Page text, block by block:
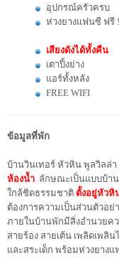
อุปกรณ์ครัวครบ
ห่วงยางแฟนซี ฟรี
เสียงดังได้ทั้งคืน
เตาปิ้งย่าง
แอร์ทั้งหลัง
FREE WIFI
ข้อมูลที่พัก
บ้านวินเทอร์ หัวหิน พูลวิลล่
ห้องน้ำ ลักษณะเป็นแบบบ้า
ใกล้ชิดธรรมชาติ ตั้งอยู่หัวหิ
ต้องการความเป็นส่วนตัวอย่
ภายในบ้านพักมีสิ่งอำนวยคว
สายร้อง สายเต้น เพลิดเพ
และสระเด็ก พร้อมห่วงยาง